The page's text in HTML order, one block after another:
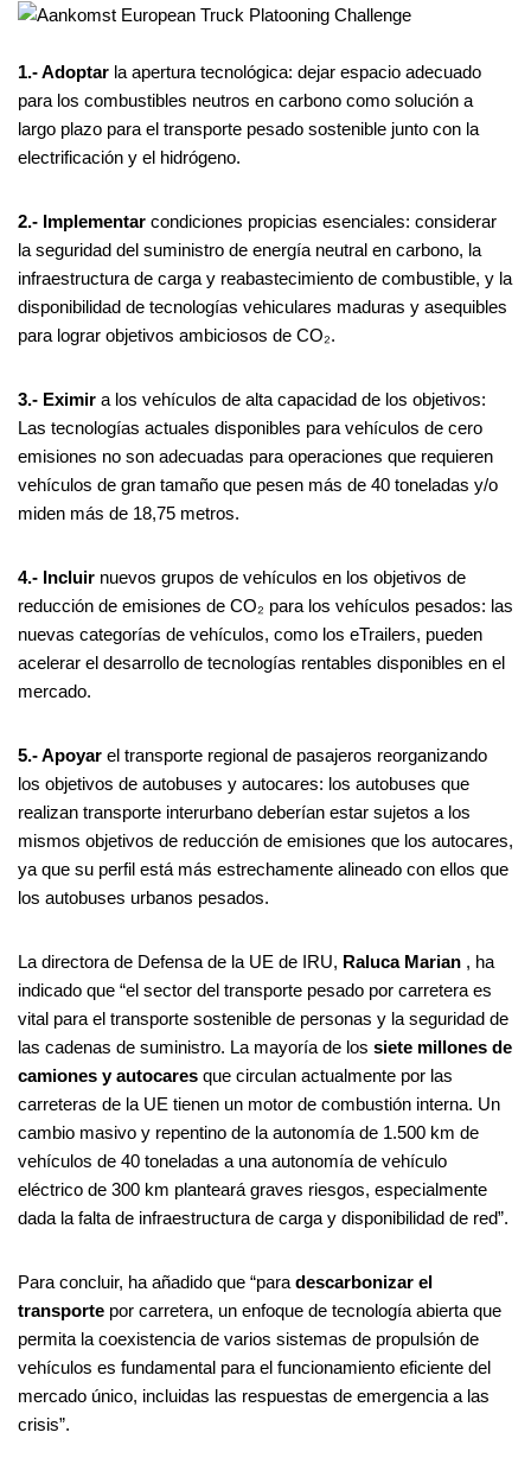
1.- Adoptar la apertura tecnológica: dejar espacio adecuado
para los combustibles neutros en carbono como solución a
largo plazo para el transporte pesado sostenible junto con la
electrificación y el hidrógeno.
2.- Implementar condiciones propicias esenciales: considerar
la seguridad del suministro de energía neutral en carbono, la
infraestructura de carga y reabastecimiento de combustible, y la
disponibilidad de tecnologías vehiculares maduras y asequibles
para lograr objetivos ambiciosos de CO₂.
3.- Eximir a los vehículos de alta capacidad de los objetivos:
Las tecnologías actuales disponibles para vehículos de cero
emisiones no son adecuadas para operaciones que requieren
vehículos de gran tamaño que pesen más de 40 toneladas y/o
miden más de 18,75 metros.
4.- Incluir nuevos grupos de vehículos en los objetivos de
reducción de emisiones de CO₂ para los vehículos pesados: las
nuevas categorías de vehículos, como los eTrailers, pueden
acelerar el desarrollo de tecnologías rentables disponibles en el
mercado.
5.- Apoyar el transporte regional de pasajeros reorganizando
los objetivos de autobuses y autocares: los autobuses que
realizan transporte interurbano deberían estar sujetos a los
mismos objetivos de reducción de emisiones que los autocares,
ya que su perfil está más estrechamente alineado con ellos que
los autobuses urbanos pesados.
La directora de Defensa de la UE de IRU, Raluca Marian , ha
indicado que “el sector del transporte pesado por carretera es
vital para el transporte sostenible de personas y la seguridad de
las cadenas de suministro. La mayoría de los siete millones de
camiones y autocares que circulan actualmente por las
carreteras de la UE tienen un motor de combustión interna. Un
cambio masivo y repentino de la autonomía de 1.500 km de
vehículos de 40 toneladas a una autonomía de vehículo
eléctrico de 300 km planteará graves riesgos, especialmente
dada la falta de infraestructura de carga y disponibilidad de red”.
Para concluir, ha añadido que “para descarbonizar el
transporte por carretera, un enfoque de tecnología abierta que
permita la coexistencia de varios sistemas de propulsión de
vehículos es fundamental para el funcionamiento eficiente del
mercado único, incluidas las respuestas de emergencia a las
crisis”.